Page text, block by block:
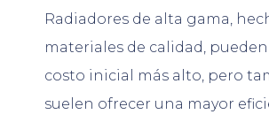
Radiadores de alta gama,
materiales de calidad,
costo inicial más alto, pero
suelen ofrecer una mayor